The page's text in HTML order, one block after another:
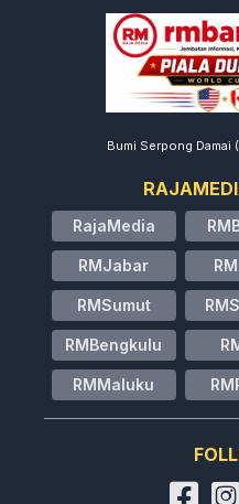
Bumi Serpong Damai
RajaMedia
RMJabar
RMSumut
RMBengkulu
RMMaluku